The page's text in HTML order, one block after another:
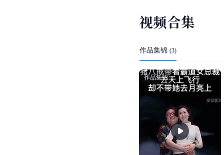
视频合集
作品集锦 (3)
作品集锦